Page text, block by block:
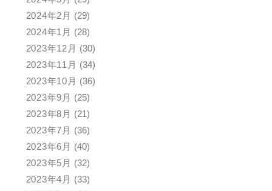
2024年2月 (29)
2024年1月 (28)
2023年12月 (30)
2023年11月 (34)
2023年10月 (36)
2023年9月 (25)
2023年8月 (21)
2023年7月 (36)
2023年6月 (40)
2023年5月 (32)
2023年4月 (33)